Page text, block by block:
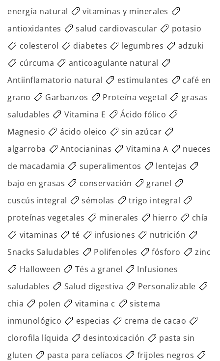
energía natural
vitaminas y minerales
antioxidantes
salud cardiovascular
potasio
colesterol
diabetes legumbres
adzuki
cúrcuma
anticoagulante natural
Antiinflamatorio natural
estimulantes
café en
grano
Garbanzos Proteína vegetal
grasas
saludables
Vitamina E
Ácido fólico
Magnesio
ácido oleico
sin azúcar
algarroba
Antocianinas Vitamina A
nueces
de macadamia
superalimentos
lentejas
bajo en grasas
conservación
granel
cuscús integral
sémolas
trigo integral
proteínas vegetales
minerales hierro
chía
vitaminas
té infusiones
nutrición
Snacks Saludables
Polifenoles fósforo
zinc
Halloween
Tés a granel
Infusiones
saludables
Salud digestiva
Personalizable
chia
polen vitamina c
sistema
inmunológico
especias
crema de cacao
clorofila líquida
desintoxicación
pasta sin
gluten
pasta para celíacos
frijoles negros